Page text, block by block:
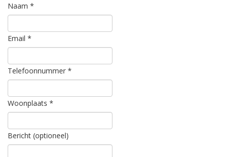
Naam *
Email *
Telefoonnummer *
Woonplaats *
Bericht (optioneel)